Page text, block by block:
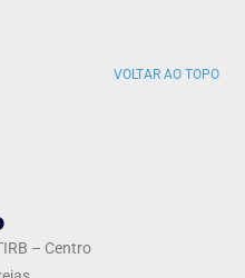
VOLTAR AO TOPO
– Centro